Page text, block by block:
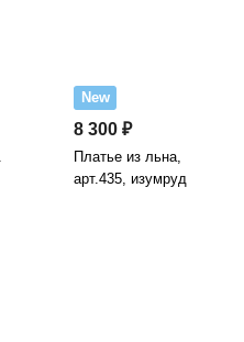
New
8 300 ₽
Платье из льна,
арт.435, изумруд